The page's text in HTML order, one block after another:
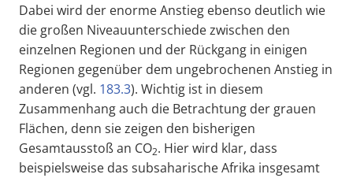
Dabei wird der enorme Anstieg ebenso deutlich wie
die großen Niveauunterschiede zwischen den
einzelnen Regionen und der Rückgang in einigen
Regionen gegenüber dem ungebrochenen Anstieg in
anderen (vgl. 183.3). Wichtig ist in diesem
Zusammenhang auch die Betrachtung der grauen
Flächen, denn sie zeigen den bisherigen
Gesamtausstoß an CO2. Hier wird klar, dass
beispielsweise das subsaharische Afrika insgesamt